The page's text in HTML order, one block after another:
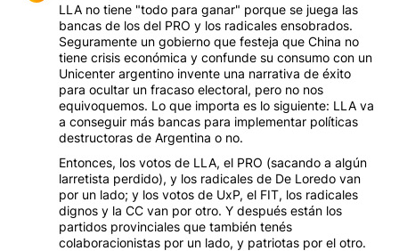
LLA no tiene "todo para ganar" porque se juega las
bancas de los del PRO y los radicales ensobrados.
Seguramente un gobierno que festeja que China no
tiene crisis económica y confunde su consumo con un
Unicenter argentino invente una narrativa de éxito
para ocultar un fracaso electoral, pero no nos
equivoquemos. Lo que importa es lo siguiente: LLA va
a conseguir más bancas para implementar políticas
destructoras de Argentina o no.
Entonces, los votos de LLA, el PRO (sacando a algún
larretista perdido), y los radicales de De Loredo van
por un lado; y los votos de UxP, el FIT, los radicales
dignos y la CC van por otro. Y después están los
partidos provinciales que también tenés
colaboracionistas por un lado, y patriotas por el otro.